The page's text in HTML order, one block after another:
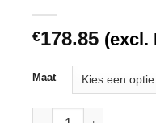
€178.85 (excl.
Maat
Tricorp Softshell